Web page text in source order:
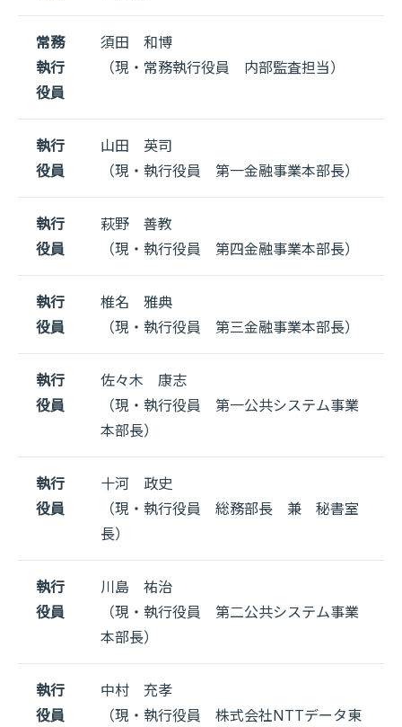
常務
執行
役員
須田 和博
（現・常務執行役員 内部監査担当）
執行
役員
山田 英司
（現・執行役員 第一金融事業本部長）
執行
役員
萩野 善教
（現・執行役員 第四金融事業本部長）
執行
役員
椎名 雅典
（現・執行役員 第三金融事業本部長）
執行
役員
佐々木 康志
（現・執行役員 第一公共システム事業
本部長）
執行
役員
十河 政史
（現・執行役員 総務部長 兼 秘書室
長）
執行
役員
川島 祐治
（現・執行役員 第二公共システム事業
本部長）
執行
役員
中村 充孝
（現・執行役員 株式会社NTTデータ東